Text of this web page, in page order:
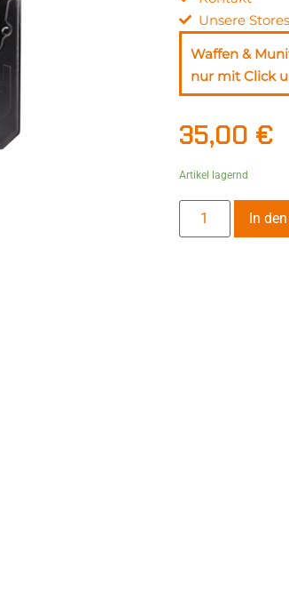
Unsere Stores
Waffen &
nur mit Click
35,00 €
Artikel lagernd
In